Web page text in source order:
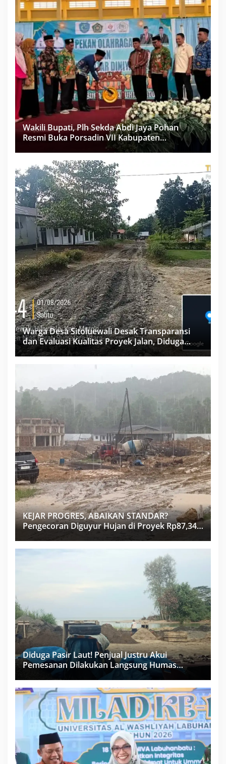
Wakili Bupati, Plh Sekda Abdi Jaya Pohan
Resmi Buka Porsadin VII Kabupaten
Warga Desa Sitoluewali Desak Transparansi
dan Evaluasi Kualitas Proyek Jalan, Diduga
Minim Informasi
KEJAR PROGRES, ABAIKAN STANDAR?
Pengecoran Diguyur Hujan di Proyek Rp87,34
Miliar Sukma Nias, Konsultan, Pengawas dan
PPK Bungkam
Diduga Pasir Laut! Penjual Justru Akui
Pemesanan Dilakukan Langsung Humas